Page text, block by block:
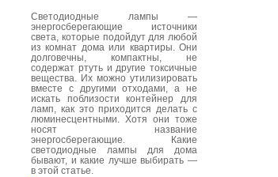
Светодиодные лампы —
энергосберегающие источники
света, которые подойдут для любой
из комнат дома или квартиры. Они
долговечны, компактны, не
содержат ртуть и другие токсичные
вещества. Их можно утилизировать
вместе с другими отходами, а не
искать поблизости контейнер для
ламп, как это приходится делать с
люминесцентными. Хотя они тоже
носят название
энергосберегающие. Какие
светодиодные лампы для дома
бывают, и какие лучше выбирать —
в этой статье.